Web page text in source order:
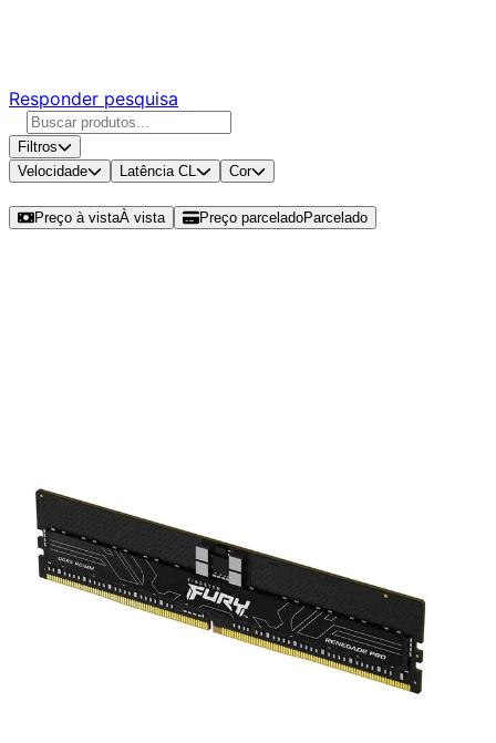
Responder pesquisa
Filtros
Velocidade
Latência CL Cor
Preço à vistaÀ vista Preço parceladoParcelado